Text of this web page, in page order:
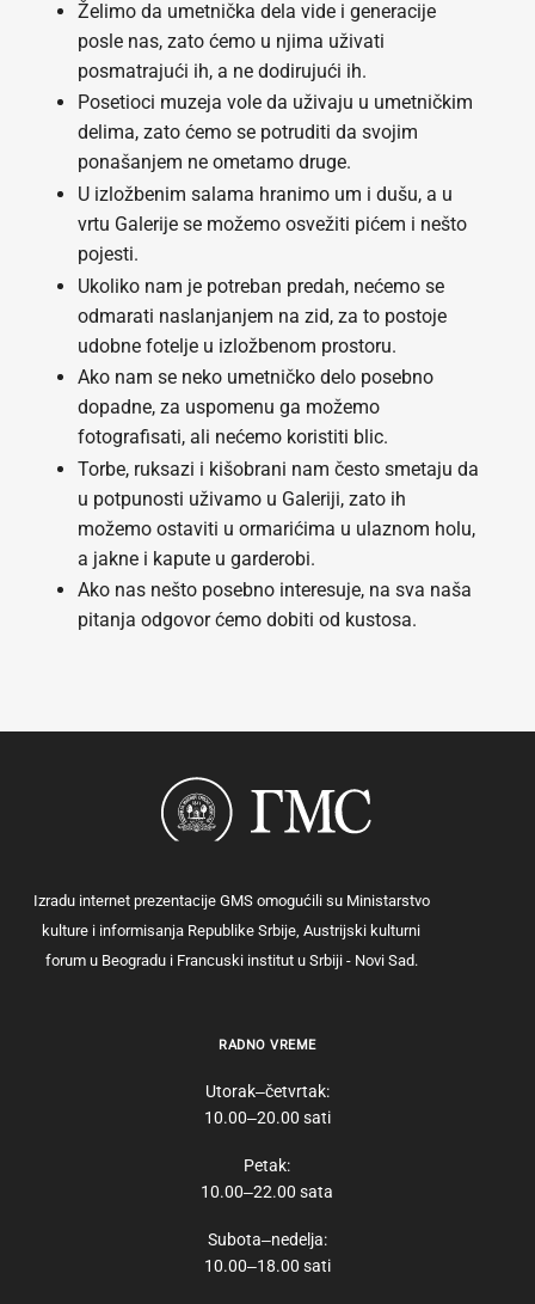
Želimo da umetnička dela vide i generacije
posle nas, zato ćemo u njima uživati
posmatrajući ih, a ne dodirujući ih.
Posetioci muzeja vole da uživaju u umetničkim
delima, zato ćemo se potruditi da svojim
ponašanjem ne ometamo druge.
U izložbenim salama hranimo um i dušu, a u
vrtu Galerije se možemo osvežiti pićem i nešto
pojesti.
Ukoliko nam je potreban predah, nećemo se
odmarati naslanjanjem na zid, za to postoje
udobne fotelje u izložbenom prostoru.
Ako nam se neko umetničko delo posebno
dopadne, za uspomenu ga možemo
fotografisati, ali nećemo koristiti blic.
Torbe, ruksazi i kišobrani nam često smetaju da
u potpunosti uživamo u Galeriji, zato ih
možemo ostaviti u ormarićima u ulaznom holu,
a jakne i kapute u garderobi.
Ako nas nešto posebno interesuje, na sva naša
pitanja odgovor ćemo dobiti od kustosa.
Izradu internet prezentacije GMS omogućili su Ministarstvo
kulture i informisanja Republike Srbije, Austrijski kulturni
forum u Beogradu i Francuski institut u Srbiji - Novi Sad.
RADNO VREME
Utorak‒četvrtak:
10.00‒20.00 sati
Petak:
10.00‒22.00 sata
Subota‒nedelja:
10.00‒18.00 sati